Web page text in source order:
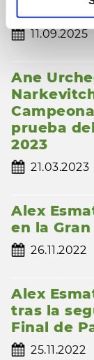
Torneo
11.09.2025
Ane
prueba
2023
21.03.2023
Alex
en la
26.11.2022
Alex
tras la
Final de
25.11.2022